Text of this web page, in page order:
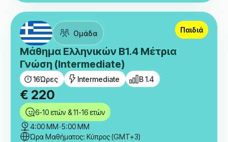
Ομάδα
Μάθημα Ελληνικών B1.4 Μέτρια
Γνώση (Intermediate)
16Ώρες Intermediate B 1.4
Παιδιά
€ 220
6-10 ετών & 11-16 ετών
4:00 ΜΜ-5:00 ΜΜ
Ώρα Μαθήματος: Κύπρος (GMT+3)